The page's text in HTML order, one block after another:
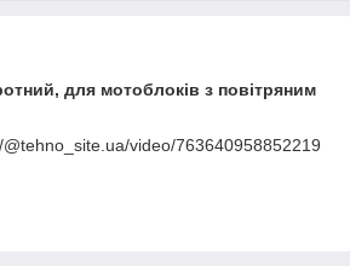
для мотоблоків з повітряним
video/763640958852219